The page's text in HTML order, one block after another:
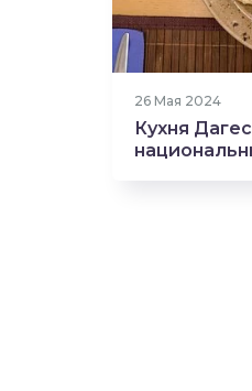
1201 прочтение
26 Мая 2024
Кухня